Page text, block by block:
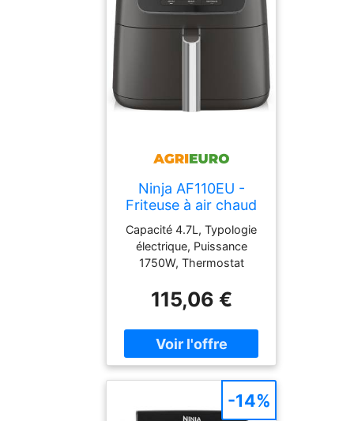
Ninja AF110EU -
Friteuse à air chaud
4,7 L
Capacité 4.7L, Typologie
électrique, Puissance
1750W, Thermostat
Température maximale
210°C, Fonction friture,
Fonction déshydratation,
Pays de fabrication Chine,
Température minimale
40°C, Minuterie
électronique, Écran LCD,
Poids 4.8kg
115,06 €
-14%